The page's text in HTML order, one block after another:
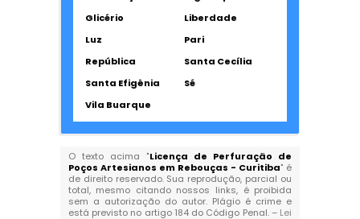
Glicério
Liberdade
Luz
Pari
República
Santa Cecília
Santa Efigênia
Sé
Vila Buarque
O texto acima "Licença de Perfuração de
Poços Artesianos em Rebouças - Curitiba" é
de direito reservado. Sua reprodução, parcial ou
total, mesmo citando nossos links, é proibida
sem a autorização do autor. Plágio é crime e
está previsto no artigo 184 do Código Penal. – Lei